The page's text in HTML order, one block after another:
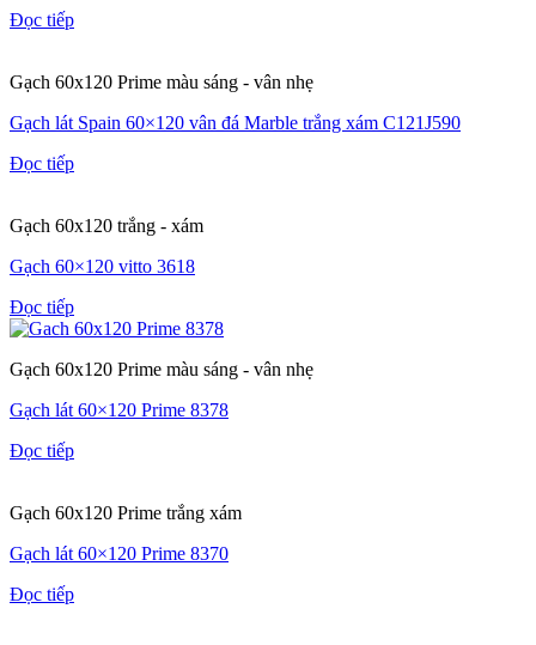
Đọc tiếp
Gạch 60x120 Prime màu sáng - vân nhẹ
Gạch lát Spain 60×120 vân đá Marble trắng xám C121J590
Đọc tiếp
Gạch 60x120 trắng - xám
Gạch 60×120 vitto 3618
Đọc tiếp
Gạch 60x120 Prime màu sáng - vân nhẹ
Gạch lát 60×120 Prime 8378
Đọc tiếp
Gạch 60x120 Prime trắng xám
Gạch lát 60×120 Prime 8370
Đọc tiếp